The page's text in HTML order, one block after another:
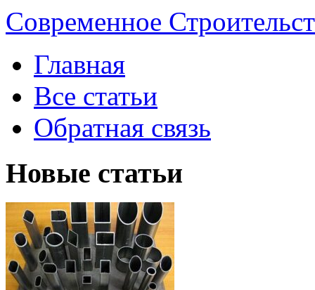
Современное
Главная
Все статьи
Обратная связь
Новые статьи